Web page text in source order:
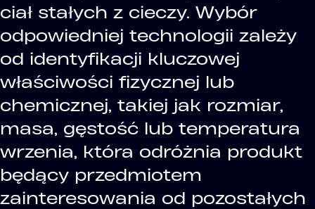
ciał stałych z cieczy. Wybór
odpowiedniej technologii zależy
od identyfikacji kluczowej
właściwości fizycznej lub
chemicznej, takiej jak rozmiar,
masa, gęstość lub temperatura
wrzenia, która odróżnia produkt
będący przedmiotem
zainteresowania od pozostałych